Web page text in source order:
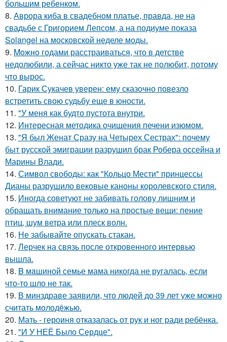
большим ребенком.
8. Аврора киба в свадебном платье, правда, не на
свадьбе с Григорием Лепсом, а на подиуме показа
Solangel на московской неделе моды.
9. Moжнo годами расстраиваться, что в детстве
недолюбили, а сейчас никто уже так не полюбит, потому
что вырос.
10. Гарик Сукачев уверен: ему сказочно повезло
встретить свою судьбу еще в юности.
11. "У меня как будто пустота внутри.
12. Интересная методика очищения печени изюмом.
13. "Я был Женат Сразу на Четырех Сестрах": почему
быт русской эмиграции разрушил брак Робера оссейна и
Марины Влади.
14. Символ свободы: как "Кольцо Мести" принцессы
Дианы разрушило вековые каноны королевского стиля.
15. Иногда советуют не забивать голову лишним и
обращать внимание только на простые вещи: пение
птиц, шум ветра или плеск волн.
16. Не забывайте опускать стакан.
17. Лерчек на связь после откровенного интервью
вышла.
18. B мaшиной семье мама никогда не ругалась, если
что-то шло не так.
19. В минздраве заявили, что людей до 39 лет уже можно
считать молодёжью.
20. Мать - героиня отказалась от рук и ног ради ребёнка.
21. "И У НЕЁ Было Сердце".